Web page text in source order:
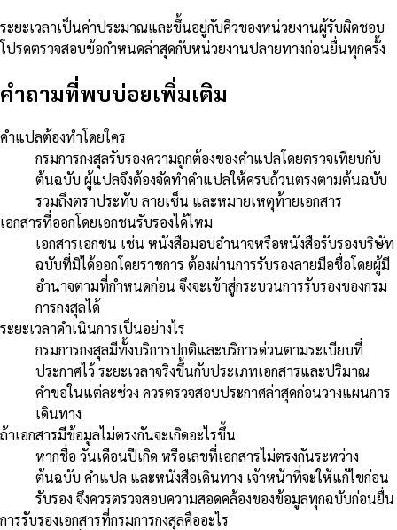
ระยะเวลาเป็นค่าประมาณและขึ้นอยู่กับคิวของหน่วยงานผู้รับผิดชอบ
โปรดตรวจสอบข้อกำหนดล่าสุดกับหน่วยงานปลายทางก่อนยื่นทุกครั้ง
คำถามที่พบบ่อยเพิ่มเติม
คำแปลต้องทำโดยใคร
กรมการกงสุลรับรองความถูกต้องของคำแปลโดยตรวจเทียบกับ
ต้นฉบับ ผู้แปลจึงต้องจัดทำคำแปลให้ครบถ้วนตรงตามต้นฉบับ
รวมถึงตราประทับ ลายเซ็น และหมายเหตุท้ายเอกสาร
เอกสารที่ออกโดยเอกชนรับรองได้ไหม
เอกสารเอกชน เช่น หนังสือมอบอำนาจหรือหนังสือรับรองบริษัท
ฉบับที่มิได้ออกโดยราชการ ต้องผ่านการรับรองลายมือชื่อโดยผู้มี
อำนาจตามที่กำหนดก่อน จึงจะเข้าสู่กระบวนการรับรองของกรม
การกงสุลได้
ระยะเวลาดำเนินการเป็นอย่างไร
กรมการกงสุลมีทั้งบริการปกติและบริการด่วนตามระเบียบที่
ประกาศไว้ ระยะเวลาจริงขึ้นกับประเภทเอกสารและปริมาณ
คำขอในแต่ละช่วง ควรตรวจสอบประกาศล่าสุดก่อนวางแผนการ
เดินทาง
ถ้าเอกสารมีข้อมูลไม่ตรงกันจะเกิดอะไรขึ้น
หากชื่อ วันเดือนปีเกิด หรือเลขที่เอกสารไม่ตรงกันระหว่าง
ต้นฉบับ คำแปล และหนังสือเดินทาง เจ้าหน้าที่จะให้แก้ไขก่อน
รับรอง จึงควรตรวจสอบความสอดคล้องของข้อมูลทุกฉบับก่อนยื่น
การรับรองเอกสารที่กรมการกงสุลคืออะไร